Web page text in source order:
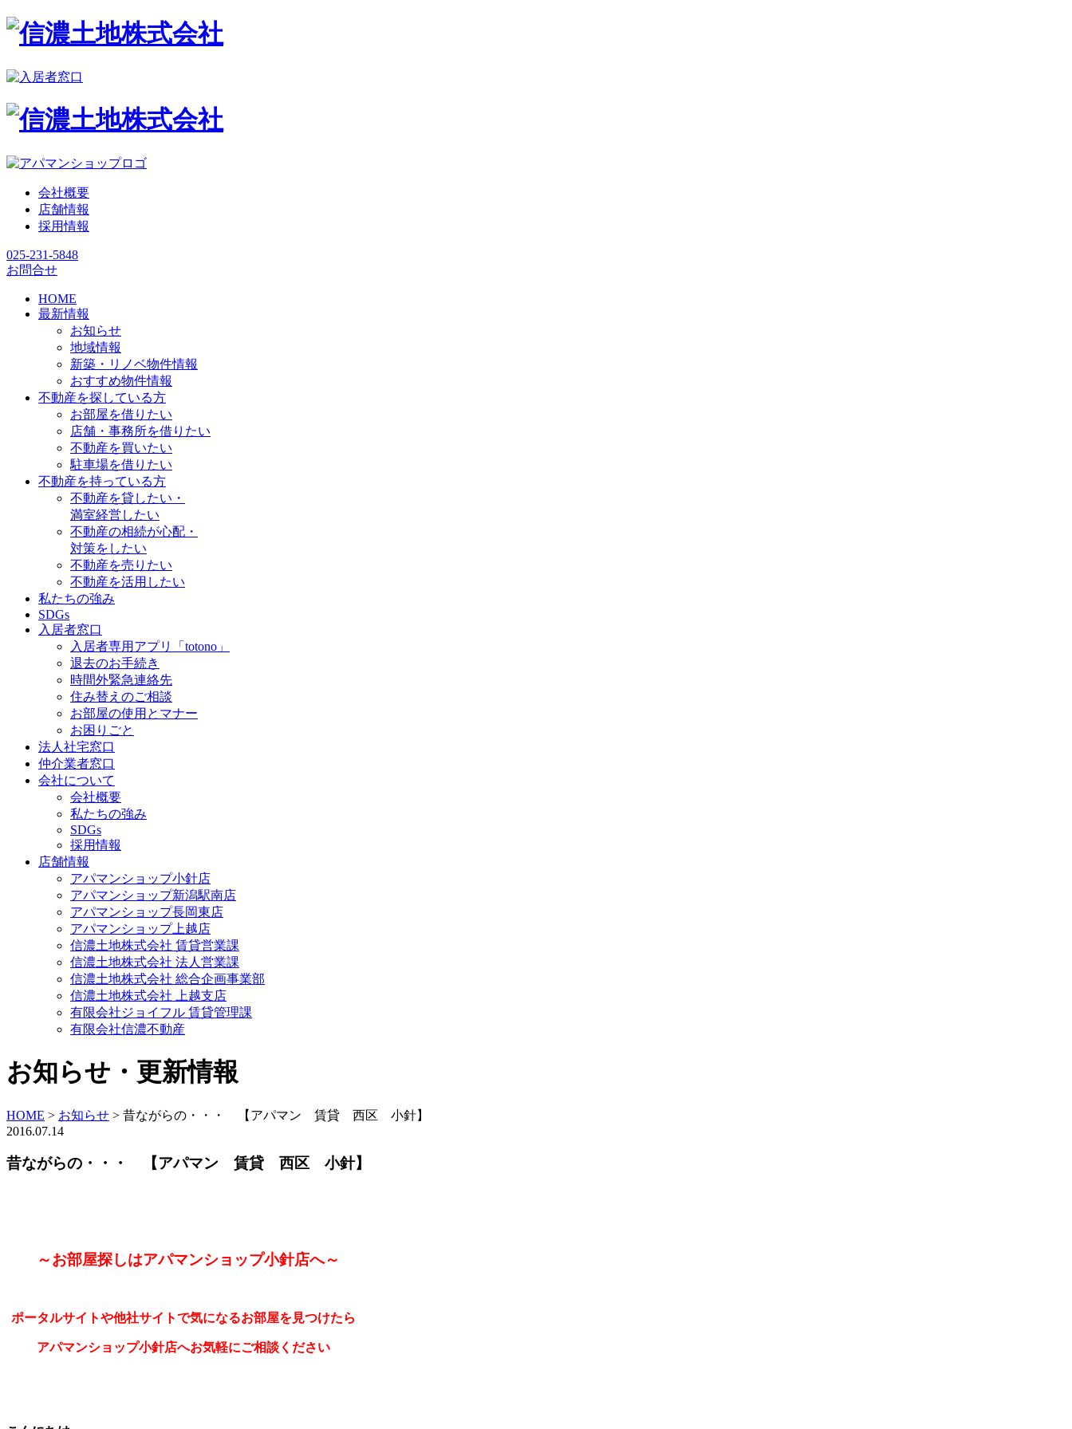
会社概要
店舗情報
採用情報
025-231-5848
お問合せ
HOME
最新情報
お知らせ
地域情報
新築・リノベ物件情報
おすすめ物件情報
不動産を探している方
お部屋を借りたい
店舗・事務所を借りたい
不動産を買いたい
駐車場を借りたい
不動産を持っている方
不動産を貸したい・
満室経営したい
不動産の相続が心配・
対策をしたい
不動産を売りたい
不動産を活用したい
私たちの強み
SDGs
入居者窓口
入居者専用アプリ「totono」
退去のお手続き
時間外緊急連絡先
住み替えのご相談
お部屋の使用とマナー
お困りごと
法人社宅窓口
仲介業者窓口
会社について
会社概要
私たちの強み
SDGs
採用情報
店舗情報
アパマンショップ小針店
アパマンショップ新潟駅南店
アパマンショップ長岡東店
アパマンショップ上越店
信濃土地株式会社 賃貸営業課
信濃土地株式会社 法人営業課
信濃土地株式会社 総合企画事業部
信濃土地株式会社 上越支店
有限会社ジョイフル 賃貸管理課
有限会社信濃不動産
お知らせ・更新情報
HOME > お知らせ > 昔ながらの・・・ 【アパマン 賃貸 西区 小針】
2016.07.14
昔ながらの・・・ 【アパマン 賃貸 西区 小針】
～お部屋探しはアパマンショップ小針店へ～
ポータルサイトや他社サイトで気になるお部屋を見つけたら
アパマンショップ小針店へお気軽にご相談ください